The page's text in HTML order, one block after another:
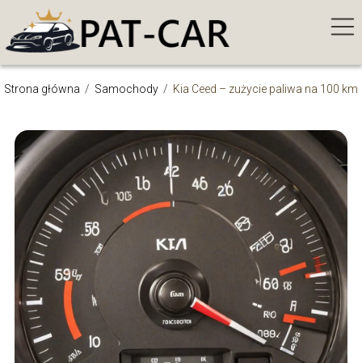
Strona główna / Samochody / Kia Ceed – zużycie paliwa na 100 km